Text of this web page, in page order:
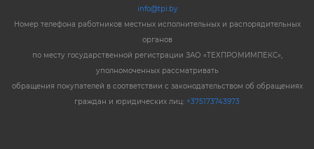
info@tpi.by
Номер телефона работников местных исполнительных и распорядительных
органов
по месту государственной регистрации ЗАО «ТЕХПРОМИМПЕКС»,
уполномоченных рассматривать
обращения покупателей в соответствии с законодательством об обращениях
граждан и юридических лиц: +375173743973